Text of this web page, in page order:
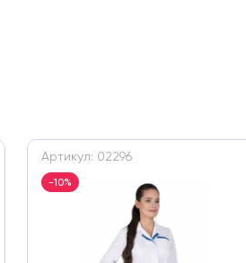
Артикул: 02296
-10%